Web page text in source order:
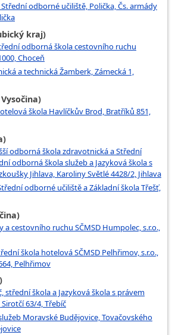
odborné učiliště, Polička, Čs. armády
kraj)
odborná škola cestovního ruchu
Choceň
a technická Žamberk, Zámecká 1,
škola Havlíčkův Brod, Bratříků 851,
odborná škola zdravotnická a Střední
odborná škola služeb a Jazyková škola s
Jihlava, Karoliny Světlé 4428/2, Jihlava
odborné učiliště a Základní škola Třešť,
cestovního ruchu SČMSD Humpolec, s.r.o.,
škola hotelová SČMSD Pelhřimov, s.r.o.,
Pelhřimov
střední škola a Jazyková škola s právem
63/4, Třebíč
Moravské Budějovice, Tovačovského